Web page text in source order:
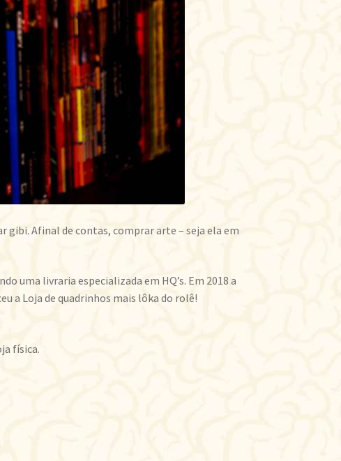
gibi. Afinal de contas, comprar arte – seja ela em
uma livraria especializada em HQ’s. Em 2018 a
a Loja de quadrinhos mais lôka do rolê!
física.